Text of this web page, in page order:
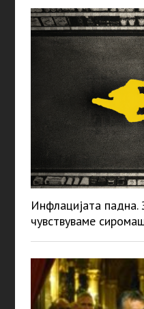
Инфлацијата
чувствуваме